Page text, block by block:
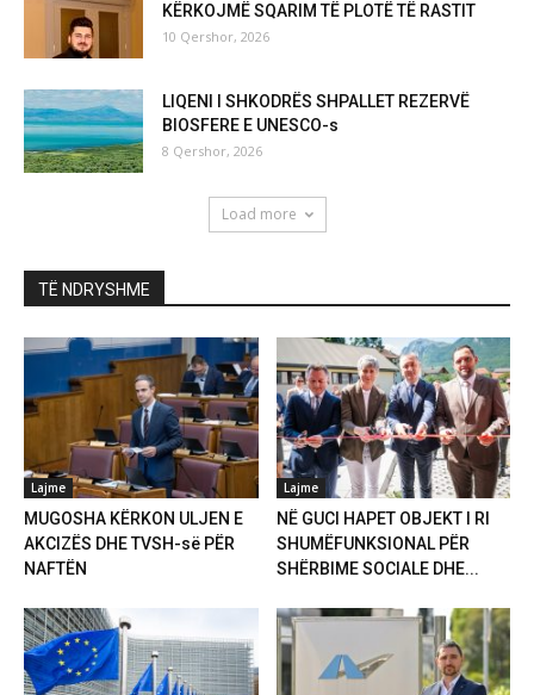
KËRKOJMË SQARIM TË PLOTË TË RASTIT
10 Qershor, 2026
LIQENI I SHKODRËS SHPALLET REZERVË
BIOSFERE E UNESCO-s
8 Qershor, 2026
Load more
TË NDRYSHME
Lajme
MUGOSHA KËRKON ULJEN E
AKCIZËS DHE TVSH-së PËR
NAFTËN
Lajme
NË GUCI HAPET OBJEKT I RI
SHUMËFUNKSIONAL PËR
SHËRBIME SOCIALE DHE...